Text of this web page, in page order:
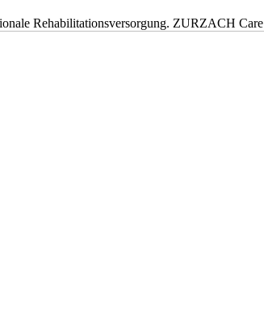
Rehabilitationsversorgung. ZURZACH